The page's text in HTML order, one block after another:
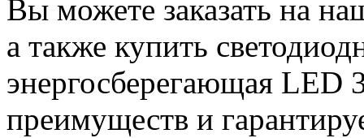
Вы можете заказать на
а также купить
энергосберегающая LED
преимуществ и